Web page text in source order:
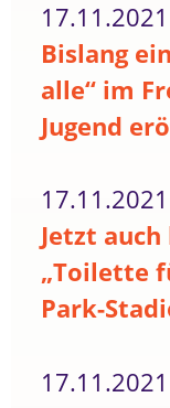
17.11.2021
Bislang
alle“ im
Jugend
17.11.2021
Jetzt auch
„Toilette
Park-
17.11.2021